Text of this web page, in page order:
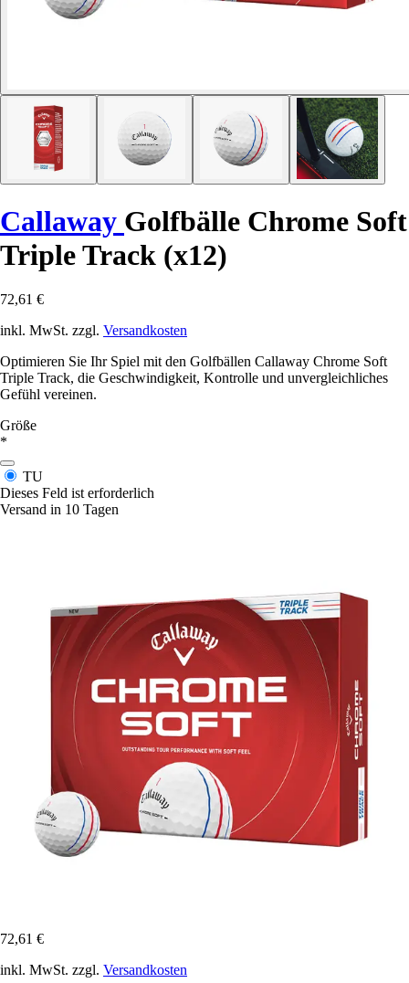
Callaway Golfbälle Chrome Soft
Triple Track (x12)
72,61 €
inkl. MwSt. zzgl. Versandkosten
Optimieren Sie Ihr Spiel mit den Golfbällen Callaway Chrome Soft
Triple Track, die Geschwindigkeit, Kontrolle und unvergleichliches
Gefühl vereinen.
Größe
*
TU
Dieses Feld ist erforderlich
Versand in 10 Tagen
72,61 €
inkl. MwSt. zzgl. Versandkosten